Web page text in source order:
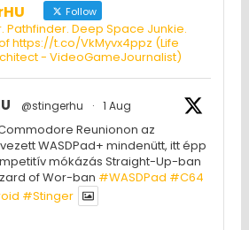
Follow
Pathfinder. Deep Space Junkie.
https://t.co/VkMyvx4ppz (Life
- VideoGameJournalist)
@stingerhu · 1 Aug
Reunionon az
WASDPad+ mindenütt, itt épp
mókázás Straight-Up-ban
of Wor-ban #WASDPad #C64
#Stinger